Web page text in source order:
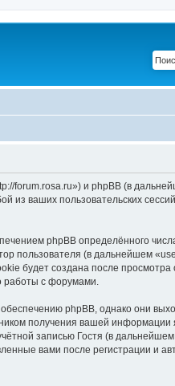
forum.rosa.ru») и phpBB (в
из ваших пользовательских
phpBB определённого
пользователя (в дальнейшем
будет создана после
работы с форумами.
phpBB, однако они
получения вашей
записью Гостя (в
вами после регистрации и